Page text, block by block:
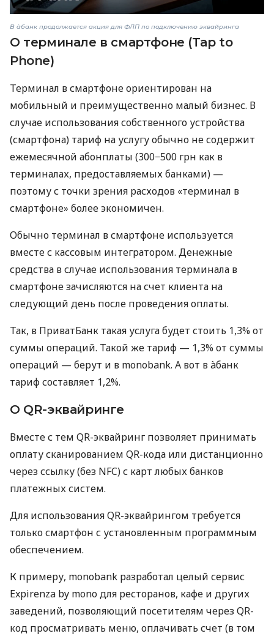
В àбанк продолжается акция для ФЛП по подключению эквайринга
О терминале в смартфоне (Tap to
Phone)
Терминал в смартфоне ориентирован на
мобильный и преимущественно малый бизнес. В
случае использования собственного устройства
(смартфона) тариф на услугу обычно не содержит
ежемесячной абонплаты (300−500 грн как в
терминалах, предоставляемых банками) —
поэтому с точки зрения расходов «терминал в
смартфоне» более экономичен.
Обычно терминал в смартфоне используется
вместе с кассовым интегратором. Денежные
средства в случае использования терминала в
смартфоне зачисляются на счет клиента на
следующий день после проведения оплаты.
Так, в ПриватБанк такая услуга будет стоить 1,3% от
суммы операций. Такой же тариф — 1,3% от суммы
операций — берут и в monobank. А вот в àбанк
тариф составляет 1,2%.
О QR-эквайринге
Вместе с тем QR-эквайринг позволяет принимать
оплату сканированием QR-кода или дистанционно
через ссылку (без NFC) с карт любых банков
платежных систем.
Для использования QR-эквайрингом требуется
только смартфон с установленным программным
обеспечением.
К примеру, monobank разработал целый сервис
Expirenza by mono для ресторанов, кафе и других
заведений, позволяющий посетителям через QR-
код просматривать меню, оплачивать счет (в том